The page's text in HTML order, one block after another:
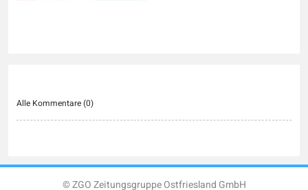
Alle Kommentare (0)
© ZGO Zeitungsgruppe Ostfriesland GmbH